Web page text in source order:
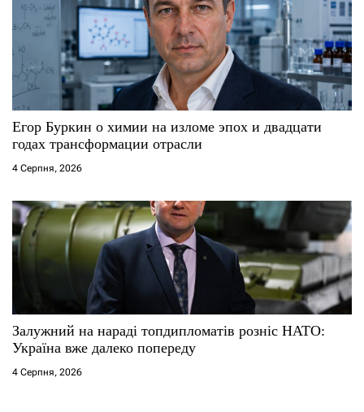
Егор Буркин о химии на изломе эпох и двадцати
годах трансформации отрасли
4 Серпня, 2026
Залужний на нараді топдипломатів розніс НАТО:
Україна вже далеко попереду
4 Серпня, 2026